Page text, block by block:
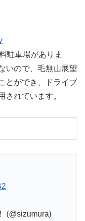
駐車場がありま
いので、毛無山展望
とができ、ドライブ
されています。
(@sizumura)